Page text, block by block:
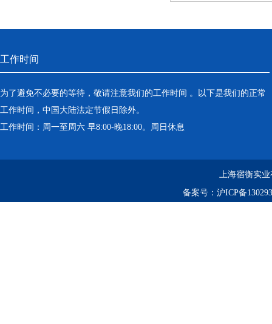
工作时间
为了避免不必要的等待，敬请注意我们的工作时间 。以下是我们的正常
工作时间，中国大陆法定节假日除外。
工作时间：周一至周六 早8:00-晚18:00。周日休息
上海宿衡实
备案号： 沪ICP备